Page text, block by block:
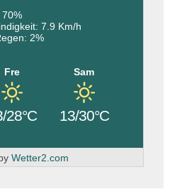
7.9 Km/h
2%
Fre
28°C
Sam
13/30°C
Wetter2.com